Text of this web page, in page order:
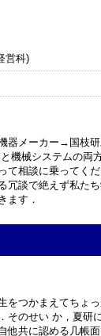
営科)
器メーカー→国枝
機械システムの両
て相談に乗ってく
冗談で絶えず私た
ます．
をつかまえてちょ
そのせい か，夏研
共に認める几帳